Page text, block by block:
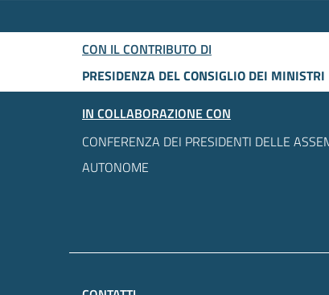
CON IL CONTRIBUTO DI
PRESIDENZA DEL CONSIGLIO DEI MINISTRI
IN COLLABORAZIONE CON
CONFERENZA DEI PRESIDENTI DELLE
AUTONOME